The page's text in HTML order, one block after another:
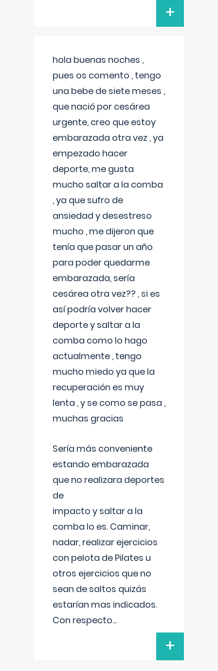
+
hola buenas noches ,
pues os comento , tengo
una bebe de siete meses ,
que nació por cesárea
urgente, creo que estoy
embarazada otra vez , ya
empezado hacer
deporte, me gusta
mucho saltar a la comba
, ya que sufro de
ansiedad y desestreso
mucho , me dijeron que
tenía que pasar un año
para poder quedarme
embarazada, sería
cesárea otra vez?? , si es
así podría volver hacer
deporte y saltar a la
comba como lo hago
actualmente , tengo
mucho miedo ya que la
recuperación es muy
lenta , y se como se pasa ,
muchas gracias
Sería más conveniente
estando embarazada
que no realizara deportes
de
impacto y saltar a la
comba lo es. Caminar,
nadar, realizar ejercicios
con pelota de Pilates u
otros ejercicios que no
sean de saltos quizás
estarían mas indicados.
Con respecto...
+